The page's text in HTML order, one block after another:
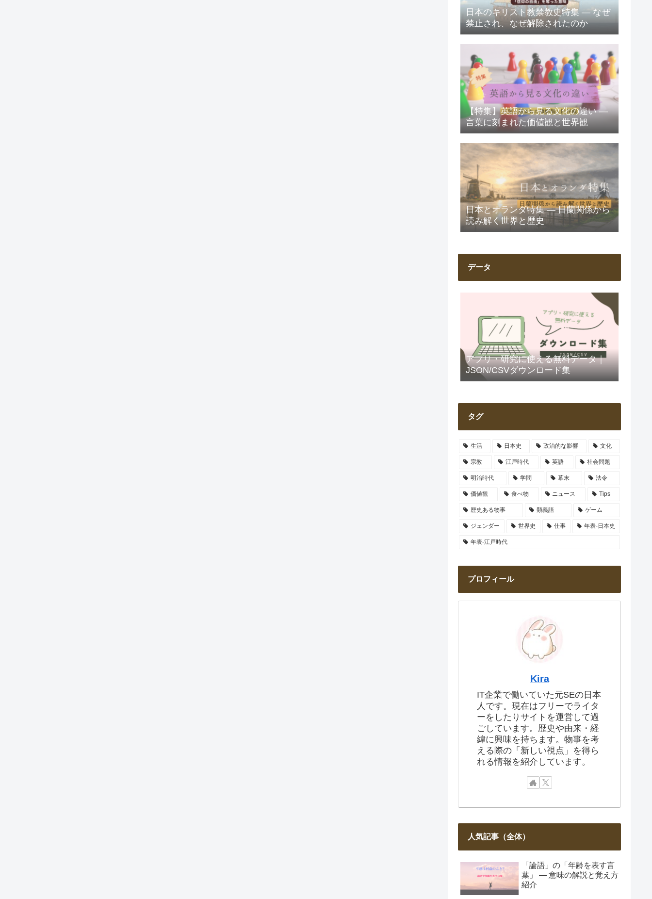
日本のキリスト教禁教史特集 ― なぜ
禁止され、なぜ解除されたのか
【特集】英語から見る文化の違い ―
言葉に刻まれた価値観と世界観
日本とオランダ特集 ― 日蘭関係から
読み解く世界と歴史
データ
アプリ・研究に使える無料データ｜
JSON/CSVダウンロード集
タグ
生活 日本史 政治的な影響 文化
宗教 江戸時代 英語 社会問題
明治時代 学問 幕末 法令
価値観 食べ物 ニュース Tips
歴史ある物事 類義語 ゲーム
ジェンダー 世界史 仕事 年表-日本史
年表-江戸時代
プロフィール
Kira
IT企業で働いていた元SEの日本
人です。現在はフリーでライタ
ーをしたりサイトを運営して過
ごしています。歴史や由来・経
緯に興味を持ちます。物事を考
える際の「新しい視点」を得ら
れる情報を紹介しています。
人気記事（全体）
「論語」の「年齢を表す言
葉」 ― 意味の解説と覚え方
紹介